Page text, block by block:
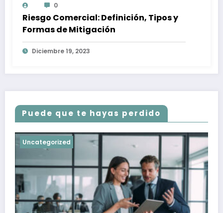
0
Riesgo Comercial: Definición, Tipos y
Formas de Mitigación
Diciembre 19, 2023
Puede que te hayas perdido
Uncategorized